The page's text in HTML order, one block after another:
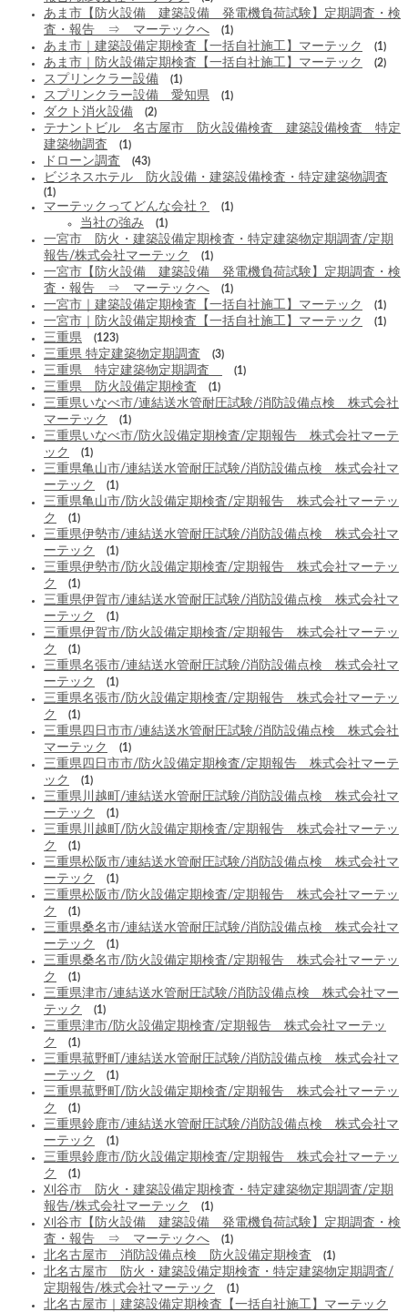
あま市【防火設備 建築設備 発電機負荷試験】定期調査・検
査・報告 ⇒ マーテックへ
(1)
あま市｜建築設備定期検査【一括自社施工】マーテック (1)
あま市｜防火設備定期検査【一括自社施工】マーテック (2)
スプリンクラー設備 (1)
スプリンクラー設備 愛知県 (1)
ダクト消火設備 (2)
テナントビル 名古屋市 防火設備検査 建築設備検査 特定
建築物調査
(1)
ドローン調査 (43)
ビジネスホテル 防火設備・建築設備検査・特定建築物調査
(1)
マーテックってどんな会社？ (1)
当社の強み (1)
一宮市 防火・建築設備定期検査・特定建築物定期調査/定期
報告/株式会社マーテック
(1)
一宮市【防火設備 建築設備 発電機負荷試験】定期調査・検
査・報告 ⇒ マーテックへ
(1)
一宮市｜建築設備定期検査【一括自社施工】マーテック (1)
一宮市｜防火設備定期検査【一括自社施工】マーテック (1)
三重県 (123)
三重県 特定建築物定期調査 (3)
三重県 特定建築物定期調査 (1)
三重県 防火設備定期検査 (1)
三重県いなべ市/連結送水管耐圧試験/消防設備点検 株式会社
マーテック
(1)
三重県いなべ市/防火設備定期検査/定期報告 株式会社マーテ
ック
(1)
三重県亀山市/連結送水管耐圧試験/消防設備点検 株式会社マ
ーテック
(1)
三重県亀山市/防火設備定期検査/定期報告 株式会社マーテッ
ク
(1)
三重県伊勢市/連結送水管耐圧試験/消防設備点検 株式会社マ
ーテック
(1)
三重県伊勢市/防火設備定期検査/定期報告 株式会社マーテッ
ク
(1)
三重県伊賀市/連結送水管耐圧試験/消防設備点検 株式会社マ
ーテック
(1)
三重県伊賀市/防火設備定期検査/定期報告 株式会社マーテッ
ク
(1)
三重県名張市/連結送水管耐圧試験/消防設備点検 株式会社マ
ーテック
(1)
三重県名張市/防火設備定期検査/定期報告 株式会社マーテッ
ク
(1)
三重県四日市市/連結送水管耐圧試験/消防設備点検 株式会社
マーテック
(1)
三重県四日市市/防火設備定期検査/定期報告 株式会社マーテ
ック
(1)
三重県川越町/連結送水管耐圧試験/消防設備点検 株式会社マ
ーテック
(1)
三重県川越町/防火設備定期検査/定期報告 株式会社マーテッ
ク
(1)
三重県松阪市/連結送水管耐圧試験/消防設備点検 株式会社マ
ーテック
(1)
三重県松阪市/防火設備定期検査/定期報告 株式会社マーテッ
ク
(1)
三重県桑名市/連結送水管耐圧試験/消防設備点検 株式会社マ
ーテック
(1)
三重県桑名市/防火設備定期検査/定期報告 株式会社マーテッ
ク
(1)
三重県津市/連結送水管耐圧試験/消防設備点検 株式会社マー
テック
(1)
三重県津市/防火設備定期検査/定期報告 株式会社マーテッ
ク
(1)
三重県菰野町/連結送水管耐圧試験/消防設備点検 株式会社マ
ーテック
(1)
三重県菰野町/防火設備定期検査/定期報告 株式会社マーテッ
ク
(1)
三重県鈴鹿市/連結送水管耐圧試験/消防設備点検 株式会社マ
ーテック
(1)
三重県鈴鹿市/防火設備定期検査/定期報告 株式会社マーテッ
ク
(1)
刈谷市 防火・建築設備定期検査・特定建築物定期調査/定期
報告/株式会社マーテック
(1)
刈谷市【防火設備 建築設備 発電機負荷試験】定期調査・検
査・報告 ⇒ マーテックへ
(1)
北名古屋市 消防設備点検 防火設備定期検査 (1)
北名古屋市 防火・建築設備定期検査・特定建築物定期調査/
定期報告/株式会社マーテック
(1)
北名古屋市｜建築設備定期検査【一括自社施工】マーテック